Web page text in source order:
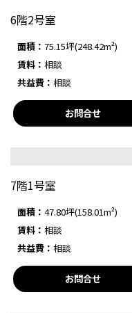
6階2号室
面積： 75.15坪(248.42m²)
賃料： 相談
共益費： 相談
お問合せ
7階1号室
面積： 47.80坪(158.01m²)
賃料： 相談
共益費： 相談
お問合せ